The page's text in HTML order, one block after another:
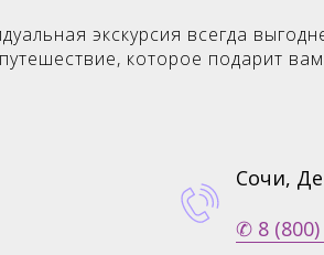
экскурсия всегда
которое подарит
Сочи,
✆ 8 (800)